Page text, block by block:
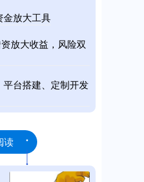
金放大工具
放大收益，风险双
台搭建、定制开发
读